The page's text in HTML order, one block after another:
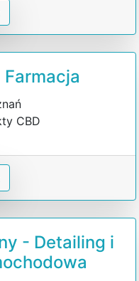
Farmacja
CBD
- Detailing i